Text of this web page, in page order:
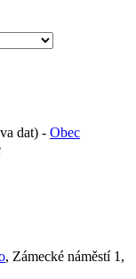
dat) - Obec
, Zámecké náměstí 1,